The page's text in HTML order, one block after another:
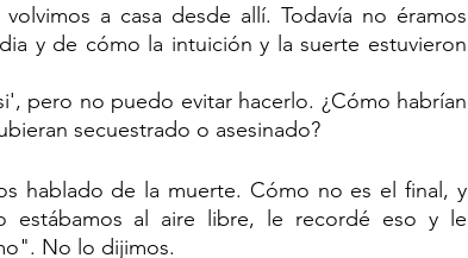
a casa desde allí. Todavía no éramos
y de cómo la intuición y la suerte estuvieron
pero no puedo evitar hacerlo. ¿Cómo habrían
secuestrado o asesinado?
hablado de la muerte. Cómo no es el final, y
estábamos al aire libre, le recordé eso y le
No lo dijimos.